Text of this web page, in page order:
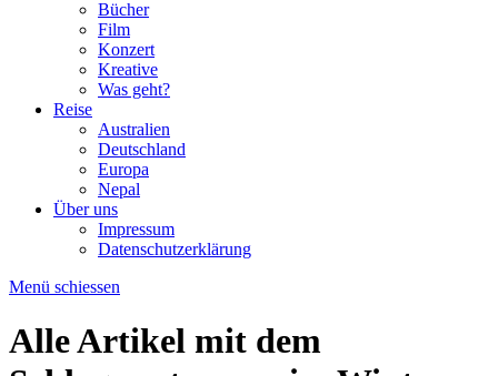
Bücher
Film
Konzert
Kreative
Was geht?
Reise
Australien
Deutschland
Europa
Nepal
Über uns
Impressum
Datenschutzerklärung
Menü schiessen
Alle Artikel mit dem